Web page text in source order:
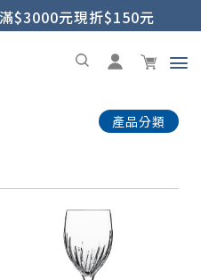
$3000元現折$150元
產品分類